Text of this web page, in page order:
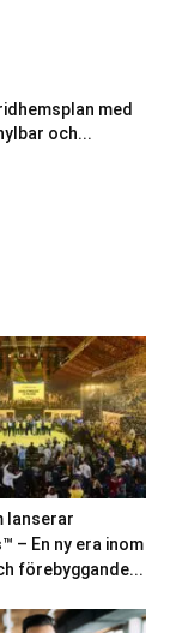
med
och...
lanserar
– En ny era inom
förebyggande...